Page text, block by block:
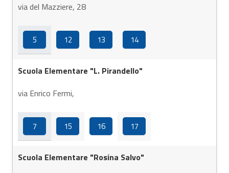
via del Mazziere, 28
5 12 13 14
Scuola Elementare "L. Pirandello"
via Enrico Fermi,
7 15 16 17
Scuola Elementare "Rosina Salvo"